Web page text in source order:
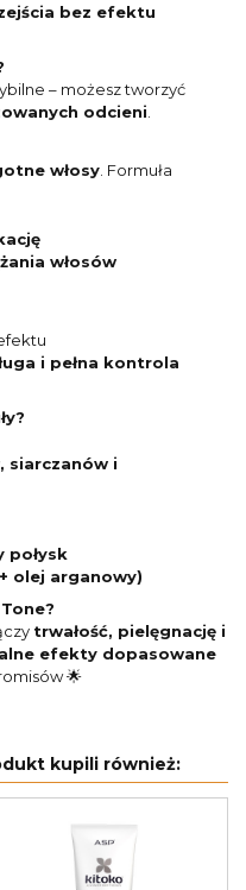
bez efektu
– możesz tworzyć
odcieni.
włosy. Formuła
włosów
i pełna kontrola
siarczanów i
połysk
olej arganowy)
trwałość, pielęgnację i
efekty dopasowane
🌟
kupili również: